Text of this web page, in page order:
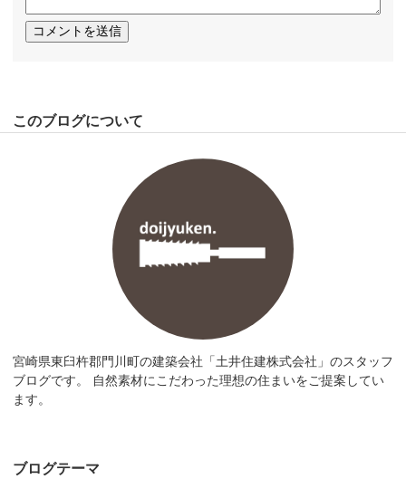
このブログについて
宮崎県東臼杵郡門川町の建築会社「土井住建株式会社」のスタッフ
ブログです。 自然素材にこだわった理想の住まいをご提案してい
ます。
ブログテーマ